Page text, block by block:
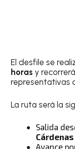
El desfile se
horas y
representativas
La ruta será la
Salida
Cárdenas
Avance